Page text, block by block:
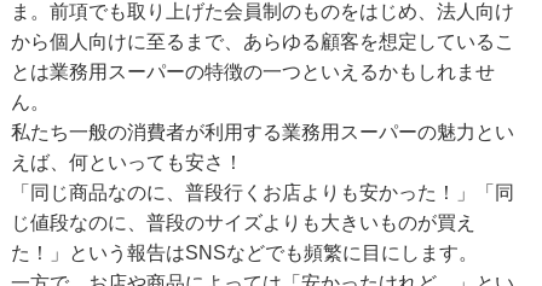
ま。前項でも取り上げた会員制のものをはじめ、法人向け
から個人向けに至るまで、あらゆる顧客を想定しているこ
とは業務用スーパーの特徴の一つといえるかもしれませ
ん。
私たち一般の消費者が利用する業務用スーパーの魅力とい
えば、何といっても安さ！
「同じ商品なのに、普段行くお店よりも安かった！」「同
じ値段なのに、普段のサイズよりも大きいものが買え
た！」という報告はSNSなどでも頻繁に目にします。